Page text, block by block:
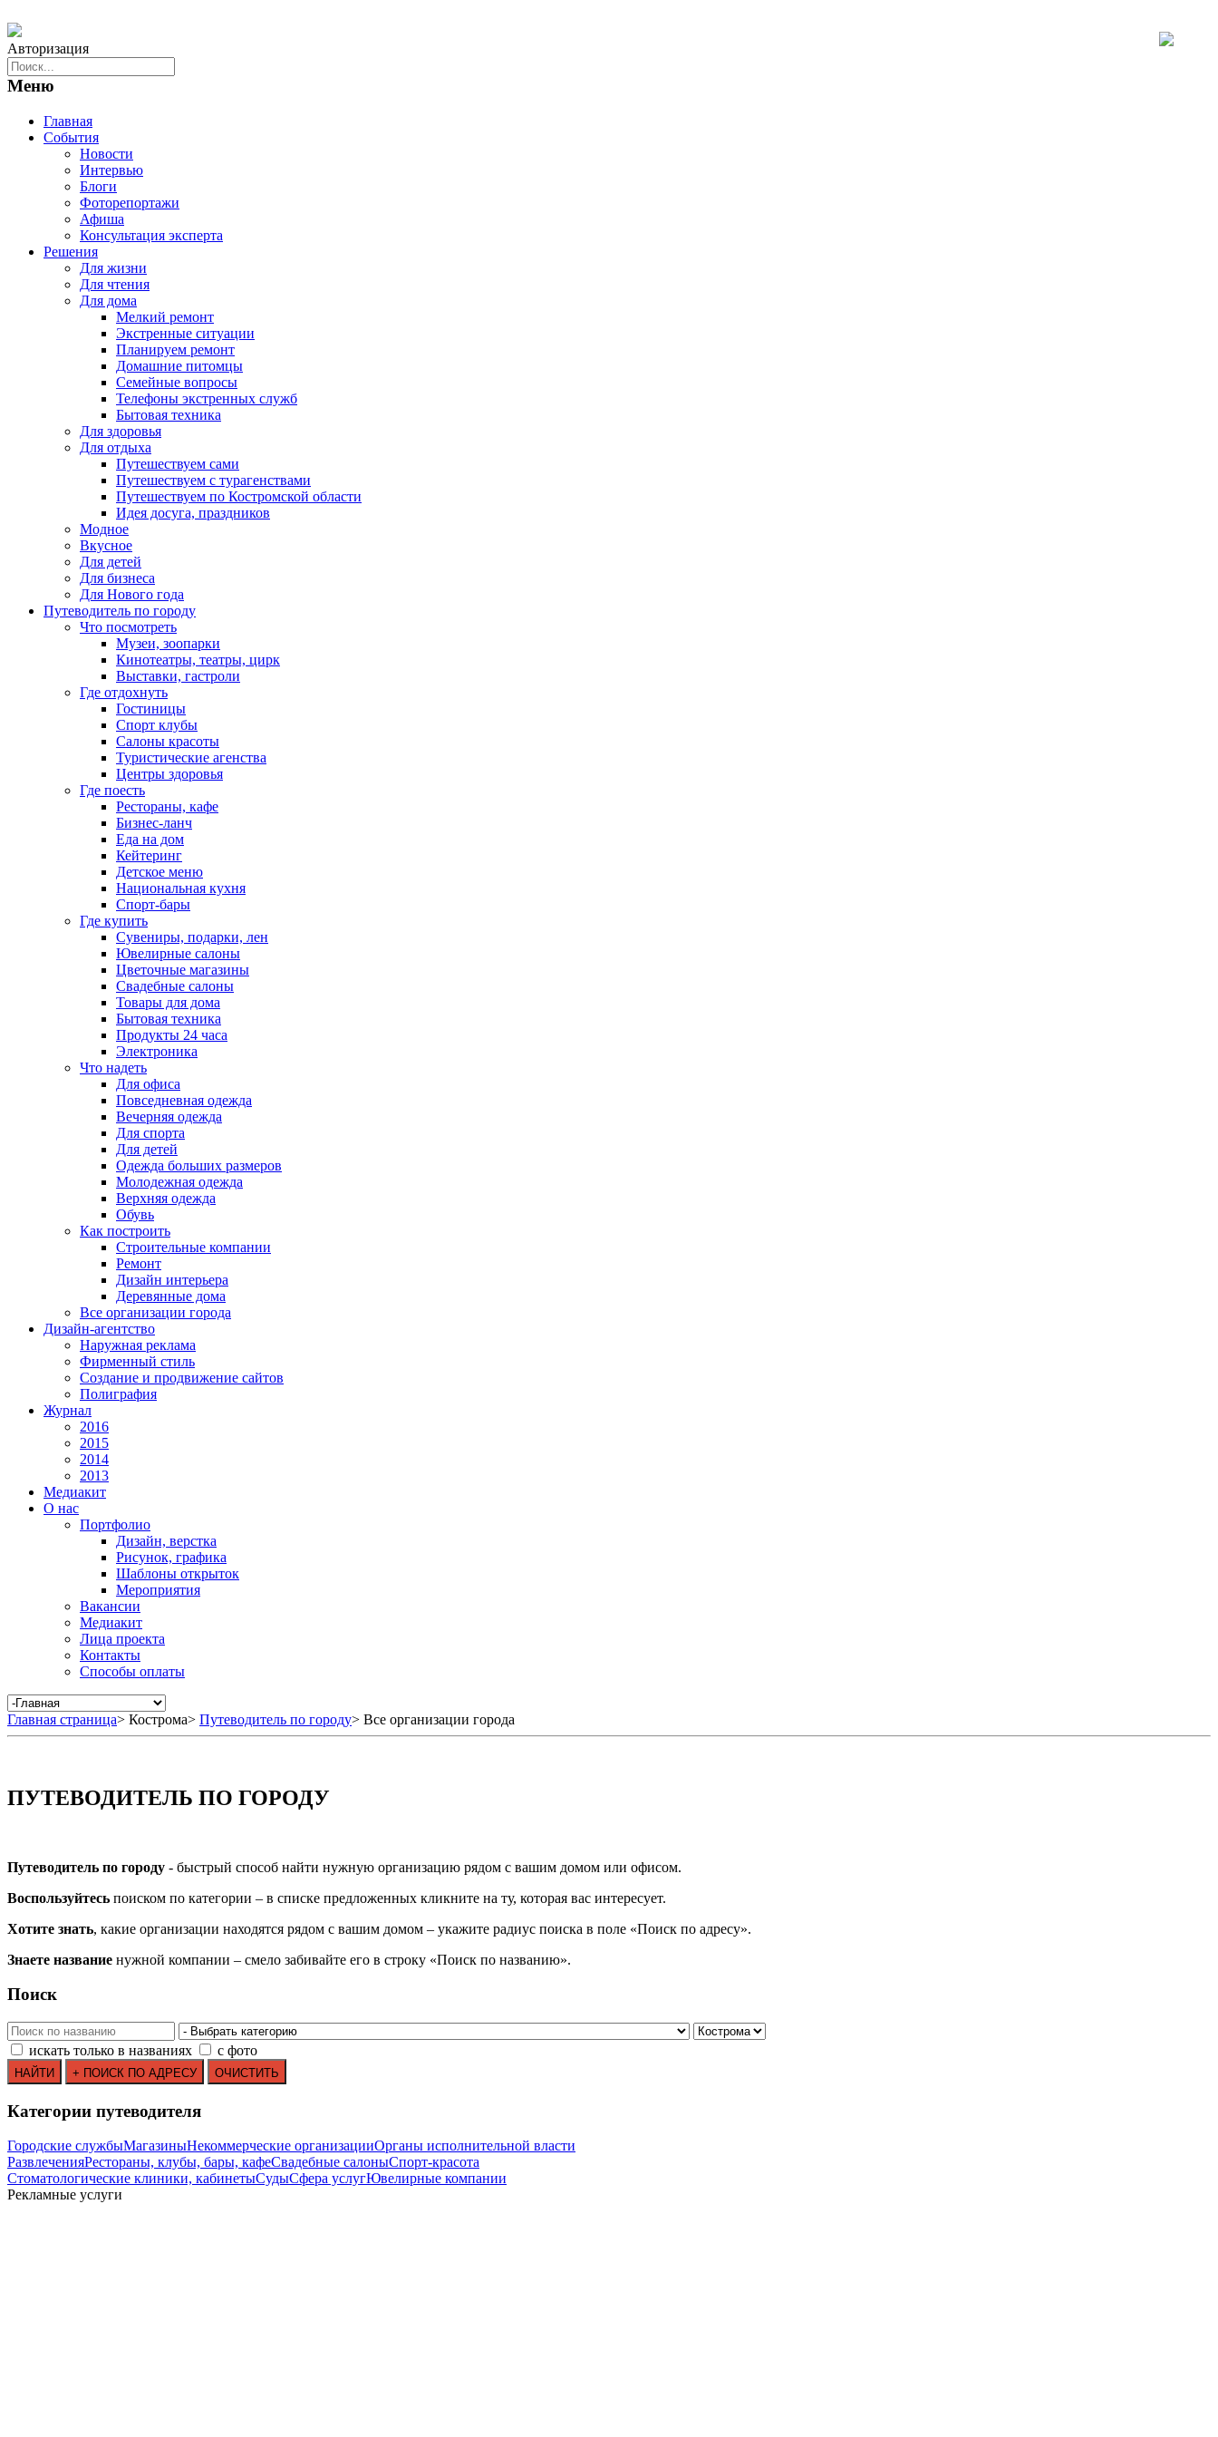
Авторизация
Меню
Главная
События
Новости
Интервью
Блоги
Фоторепортажи
Афиша
Консультация эксперта
Решения
Для жизни
Для чтения
Для дома
Мелкий ремонт
Экстренные ситуации
Планируем ремонт
Домашние питомцы
Семейные вопросы
Телефоны экстренных служб
Бытовая техника
Для здоровья
Для отдыха
Путешествуем сами
Путешествуем с турагенствами
Путешествуем по Костромской области
Идея досуга, праздников
Модное
Вкусное
Для детей
Для бизнеса
Для Нового года
Путеводитель по городу
Что посмотреть
Музеи, зоопарки
Кинотеатры, театры, цирк
Выставки, гастроли
Где отдохнуть
Гостиницы
Спорт клубы
Салоны красоты
Туристические агенства
Центры здоровья
Где поесть
Рестораны, кафе
Бизнес-ланч
Еда на дом
Кейтеринг
Детское меню
Национальная кухня
Спорт-бары
Где купить
Сувениры, подарки, лен
Ювелирные салоны
Цветочные магазины
Свадебные салоны
Товары для дома
Бытовая техника
Продукты 24 часа
Электроника
Что надеть
Для офиса
Повседневная одежда
Вечерняя одежда
Для спорта
Для детей
Одежда больших размеров
Молодежная одежда
Верхняя одежда
Обувь
Как построить
Строительные компании
Ремонт
Дизайн интерьера
Деревянные дома
Все организации города
Дизайн-агентство
Наружная реклама
Фирменный стиль
Создание и продвижение сайтов
Полиграфия
Журнал
2016
2015
2014
2013
Медиакит
О нас
Портфолио
Дизайн, верстка
Рисунок, графика
Шаблоны открыток
Мероприятия
Вакансии
Медиакит
Лица проекта
Контакты
Способы оплаты
Главная страница> Кострома> Путеводитель по городу> Все организации города
ПУТЕВОДИТЕЛЬ ПО ГОРОДУ
Путеводитель по городу - быстрый способ найти нужную организацию рядом с вашим домом или офисом.
Воспользуйтесь поиском по категории – в списке предложенных кликните на ту, которая вас интересует.
Хотите знать, какие организации находятся рядом с вашим домом – укажите радиус поиска в поле «Поиск по адресу».
Знаете название нужной компании – смело забивайте его в строку «Поиск по названию».
Поиск
искать только в названиях с фото
Категории путеводителя
Городские службыМагазиныНекоммерческие организацииОрганы исполнительной власти
РазвлеченияРестораны, клубы, бары, кафеСвадебные салоныСпорт-красота
Стоматологические клиники, кабинетыСудыСфера услугЮвелирные компании
Рекламные услуги